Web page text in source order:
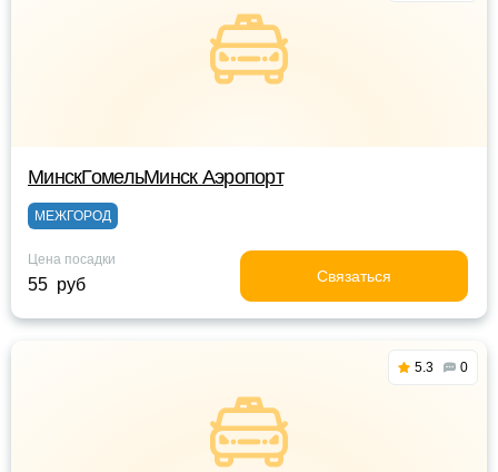
МинскГомельМинск Аэропорт
МЕЖГОРОД
Цена посадки
55 руб Связаться
5.3 0